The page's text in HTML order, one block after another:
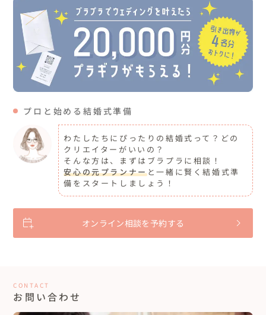
プロと始める結婚式準備
わたしたちにぴったりの結婚式って？どの
クリエイターがいいの？
そんな方は、まずはブラプラに相談！
安心の元プランナーと一緒に賢く結婚式準
備をスタートしましょう！
オンライン相談を予約する
CONTACT
お問い合わせ